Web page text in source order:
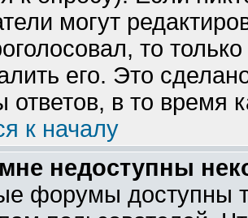
могут
то
его. Это
ответов, в то время
к началу
недоступны
форумы доступны